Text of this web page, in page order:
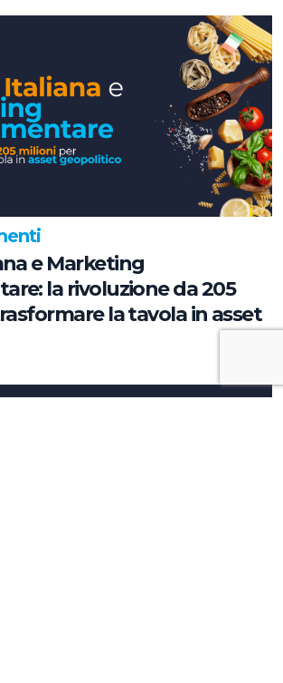
e Marketing
la rivoluzione da 205
la tavola in asset